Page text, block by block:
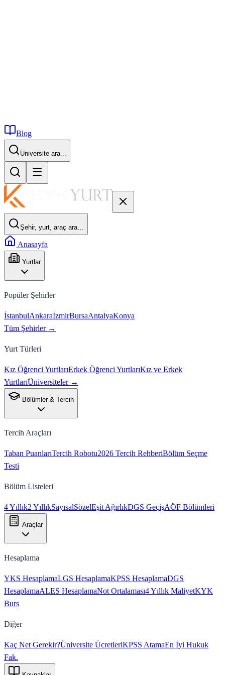
Blog
Üniversite ara...
Şehir, yurt, araç ara…
Anasayfa
Yurtlar
Popüler Şehirler
İstanbulAnkaraİzmirBursaAntalyaKonya
Tüm Şehirler →
Yurt Türleri
Kız Öğrenci YurtlarıErkek Öğrenci YurtlarıKız ve Erkek
YurtlarıÜniversiteler →
Bölümler & Tercih
Tercih Araçları
Taban PuanlarıTercih Robotu2026 Tercih RehberiBölüm Seçme
Testi
Bölüm Listeleri
4 Yıllık2 YıllıkSayısalSözelEşit AğırlıkDGS GeçişAÖF Bölümleri
Araçlar
Hesaplama
YKS HesaplamaLGS HesaplamaKPSS HesaplamaDGS
HesaplamaALES HesaplamaNot Ortalaması4 Yıllık MaliyetKYK
Burs
Diğer
Kaç Net Gerekir?Üniversite ÜcretleriKPSS AtamaEn İyi Hukuk
Fak.